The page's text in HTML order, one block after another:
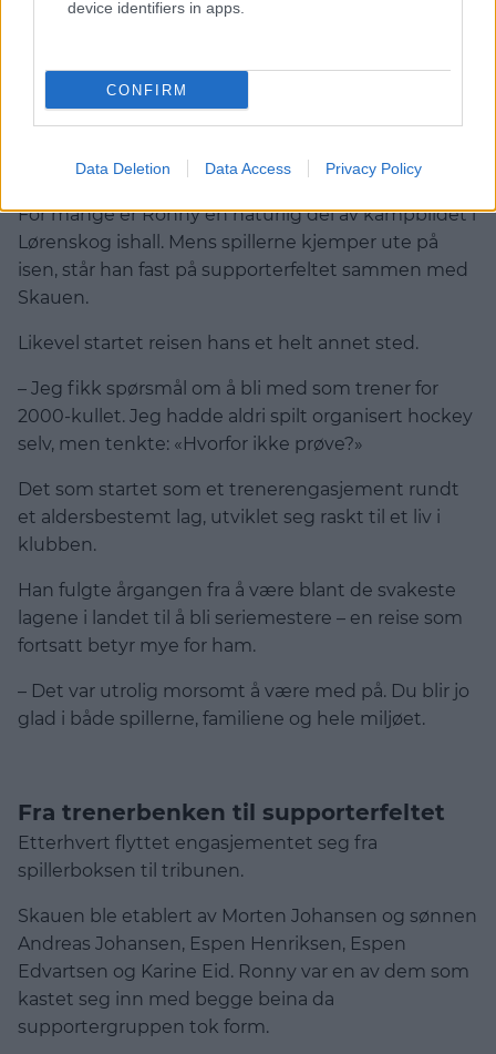
device identifiers in apps.
CONFIRM
Data Deletion Data Access Privacy Policy
senere som en av drivkreftene bak
supportergruppen Skauen. Nå ser han fram mot en
flere blir med og skaper liv på tribunen.
For mange er Ronny en naturlig del av kampbildet i
Lørenskog ishall. Mens spillerne kjemper ute på
isen, står han fast på supporterfeltet sammen med
Skauen.
Likevel startet reisen hans et helt annet sted.
– Jeg fikk spørsmål om å bli med som trener for
2000-kullet. Jeg hadde aldri spilt organisert hockey
selv, men tenkte: «Hvorfor ikke prøve?»
Det som startet som et trenerengasjement rundt
et aldersbestemt lag, utviklet seg raskt til et liv i
klubben.
Han fulgte årgangen fra å være blant de svakeste
lagene i landet til å bli seriemestere – en reise som
fortsatt betyr mye for ham.
– Det var utrolig morsomt å være med på. Du blir jo
glad i både spillerne, familiene og hele miljøet.
Fra trenerbenken til supporterfeltet
Etterhvert flyttet engasjementet seg fra
spillerboksen til tribunen.
Skauen ble etablert av Morten Johansen og sønnen
Andreas Johansen, Espen Henriksen, Espen
Edvartsen og Karine Eid. Ronny var en av dem som
kastet seg inn med begge beina da
supportergruppen tok form.